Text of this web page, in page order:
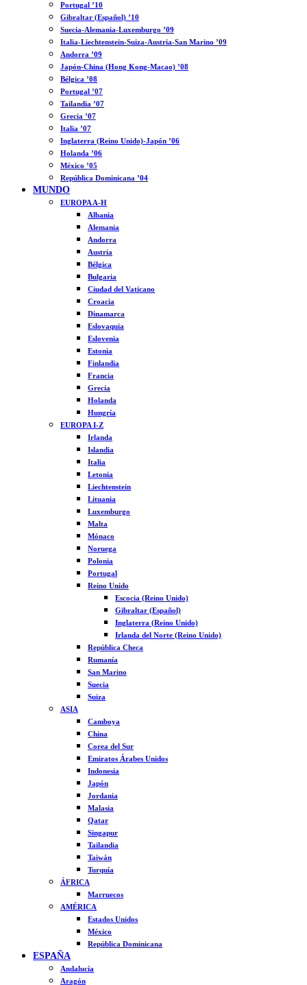
Portugal ’10
Gibraltar (Español) ’10
Suecia-Alemania-Luxemburgo ’09
Italia-Liechtenstein-Suiza-Austria-San Marino ’09
Andorra ’09
Japón-China (Hong Kong-Macao) ’08
Bélgica ’08
Portugal ’07
Tailandia ’07
Grecia ’07
Italia ’07
Inglaterra (Reino Unido)-Japón ’06
Holanda ’06
México ’05
República Dominicana ’04
MUNDO
EUROPA A-H
Albania
Alemania
Andorra
Austria
Bélgica
Bulgaria
Ciudad del Vaticano
Croacia
Dinamarca
Eslovaquia
Eslovenia
Estonia
Finlandia
Francia
Grecia
Holanda
Hungría
EUROPA I-Z
Irlanda
Islandia
Italia
Letonia
Liechtenstein
Lituania
Luxemburgo
Malta
Mónaco
Noruega
Polonia
Portugal
Reino Unido
Escocia (Reino Unido)
Gibraltar (Español)
Inglaterra (Reino Unido)
Irlanda del Norte (Reino Unido)
República Checa
Rumanía
San Marino
Suecia
Suiza
ASIA
Camboya
China
Corea del Sur
Emiratos Árabes Unidos
Indonesia
Japón
Jordania
Malasia
Qatar
Singapur
Tailandia
Taiwán
Turquía
ÁFRICA
Marruecos
AMÉRICA
Estados Unidos
México
República Dominicana
ESPAÑA
Andalucía
Aragón